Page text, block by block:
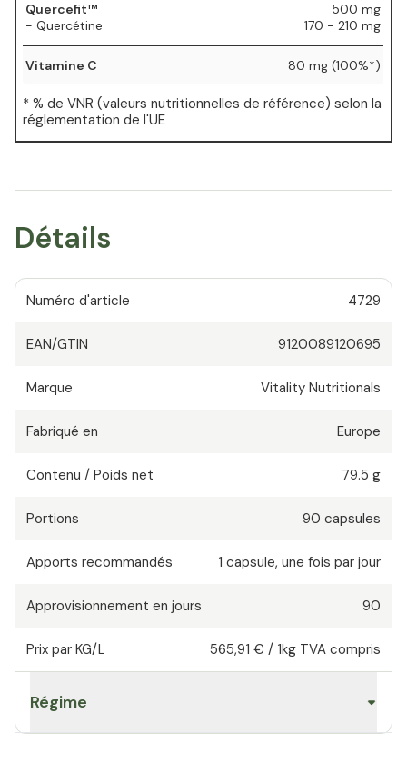
Quercefit™
- Quercétine
500 mg
170 - 210 mg
Vitamine C 80 mg (100%*)
* % de VNR (valeurs nutritionnelles de référence) selon la
réglementation de l'UE
Détails
Numéro d'article 4729
EAN/GTIN 9120089120695
Marque Vitality Nutritionals
Fabriqué en Europe
Contenu / Poids net 79.5 g
Portions 90 capsules
Apports recommandés 1 capsule, une fois par jour
Approvisionnement en jours 90
Prix par KG/L 565,91 € / 1kg TVA compris
Régime